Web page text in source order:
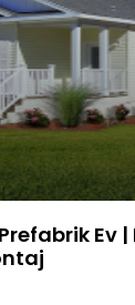
Ev |